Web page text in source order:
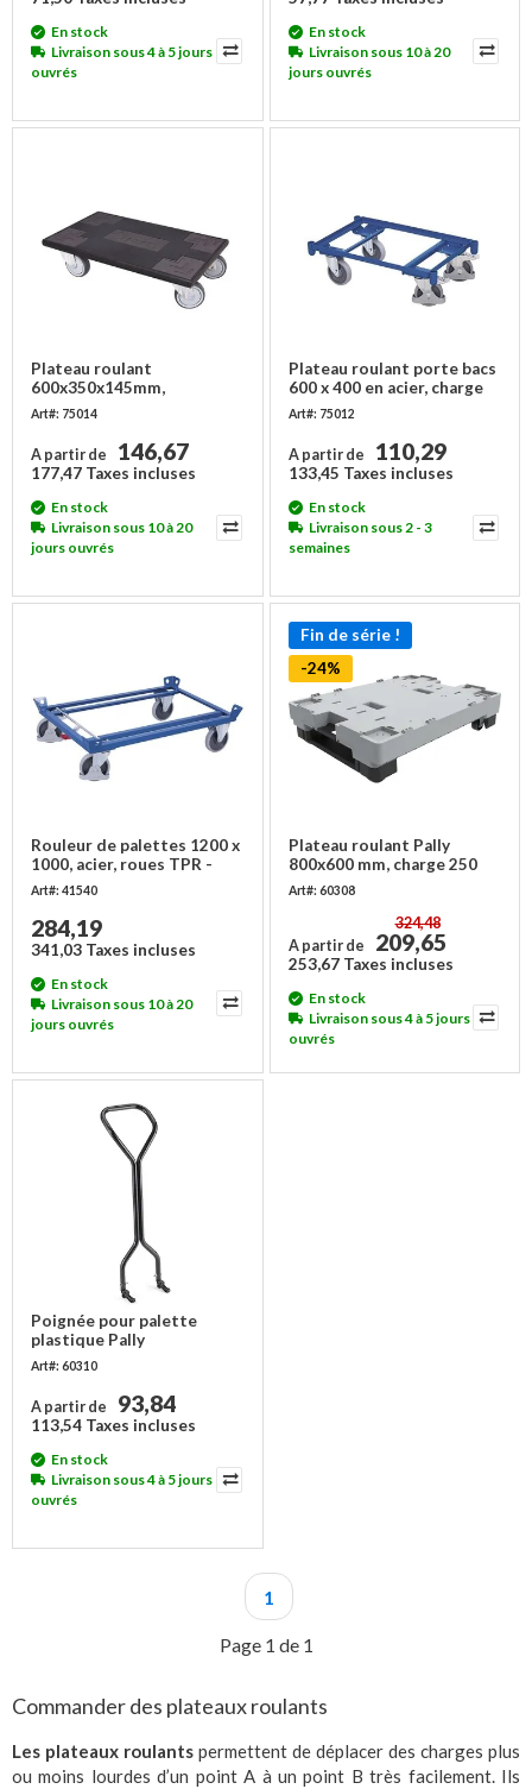
En stock
Livraison sous 4 à 5 jours
ouvrés
En stock
Livraison sous 10 à 20
jours ouvrés
Plateau roulant
600x350x145mm,
revêtement caoutchouc,
Art#: 75014
A partir de 146,67
177,47 Taxes incluses
En stock
Livraison sous 10 à 20
jours ouvrés
Plateau roulant porte bacs
600 x 400 en acier, charge
250 kg
Art#: 75012
A partir de 110,29
133,45 Taxes incluses
En stock
Livraison sous 2 - 3
semaines
Rouleur de palettes 1200 x
1000, acier, roues TPR -
500 kg
Art#: 41540
284,19
341,03 Taxes incluses
En stock
Livraison sous 10 à 20
jours ouvrés
Fin de série !
-24%
Plateau roulant Pally
800x600 mm, charge 250
kg, 2 en 1
Art#: 60308
A partir de
324,48
209,65
253,67 Taxes incluses
En stock
Livraison sous 4 à 5 jours
ouvrés
Poignée pour palette
plastique Pally
Art#: 60310
A partir de 93,84
113,54 Taxes incluses
En stock
Livraison sous 4 à 5 jours
ouvrés
Page 1 de 1
1
Commander des plateaux roulants
Les plateaux roulants permettent de déplacer des charges plus
ou moins lourdes d’un point A à un point B très facilement. Ils